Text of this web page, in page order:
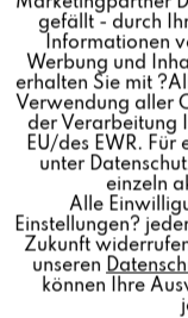
Personalisierung
Service
gefällt - durch
Informationen
Werbung und
erhalten Sie mit
Verwendung aller
der Verarbeitung
EU/des EWR.
unter
einzeln
Alle
Einstellungen?
Zukunft
unseren
können Ihre